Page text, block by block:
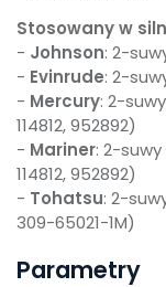
Stosowany w
- Johnson: 2-
- Evinrude: 2-
- Mercury: 2-
114812, 952892)
- Mariner: 2-
114812, 952892)
- Tohatsu: 2-
309-65021-1M)
Parametry